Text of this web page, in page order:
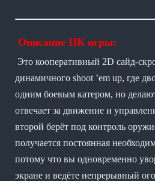
Описание ПК игры:
Это кооперативный 2D сайд-
динамичного shoot ’em up, где
одним боевым катером, но
отвечает за движение и
второй берёт под контроль
получается постоянная
потому что вы одновременно
экране и ведёте непрерывный